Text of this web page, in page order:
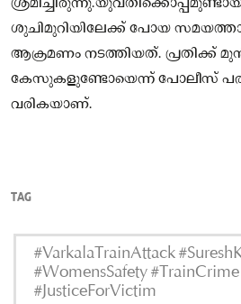
ശുചിമുറിയിലേക്ക് പോയ
ആക്രമണം നടത്തിയത്. പ്രതിക്ക്
കേസുകളുണ്ടോയെന്ന് പോലീസ്
വരികയാണ്.
TAG
#VarkalaTrainAttack
#WomensSafety #TrainCrime
#JusticeForVictim